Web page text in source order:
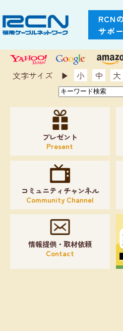
RCN
サポ
文字サイズ ▶︎ 小 中 大
プレゼント
Present
コミュニティチャンネル
Community Channel
情報提供・取材依頼
Contact